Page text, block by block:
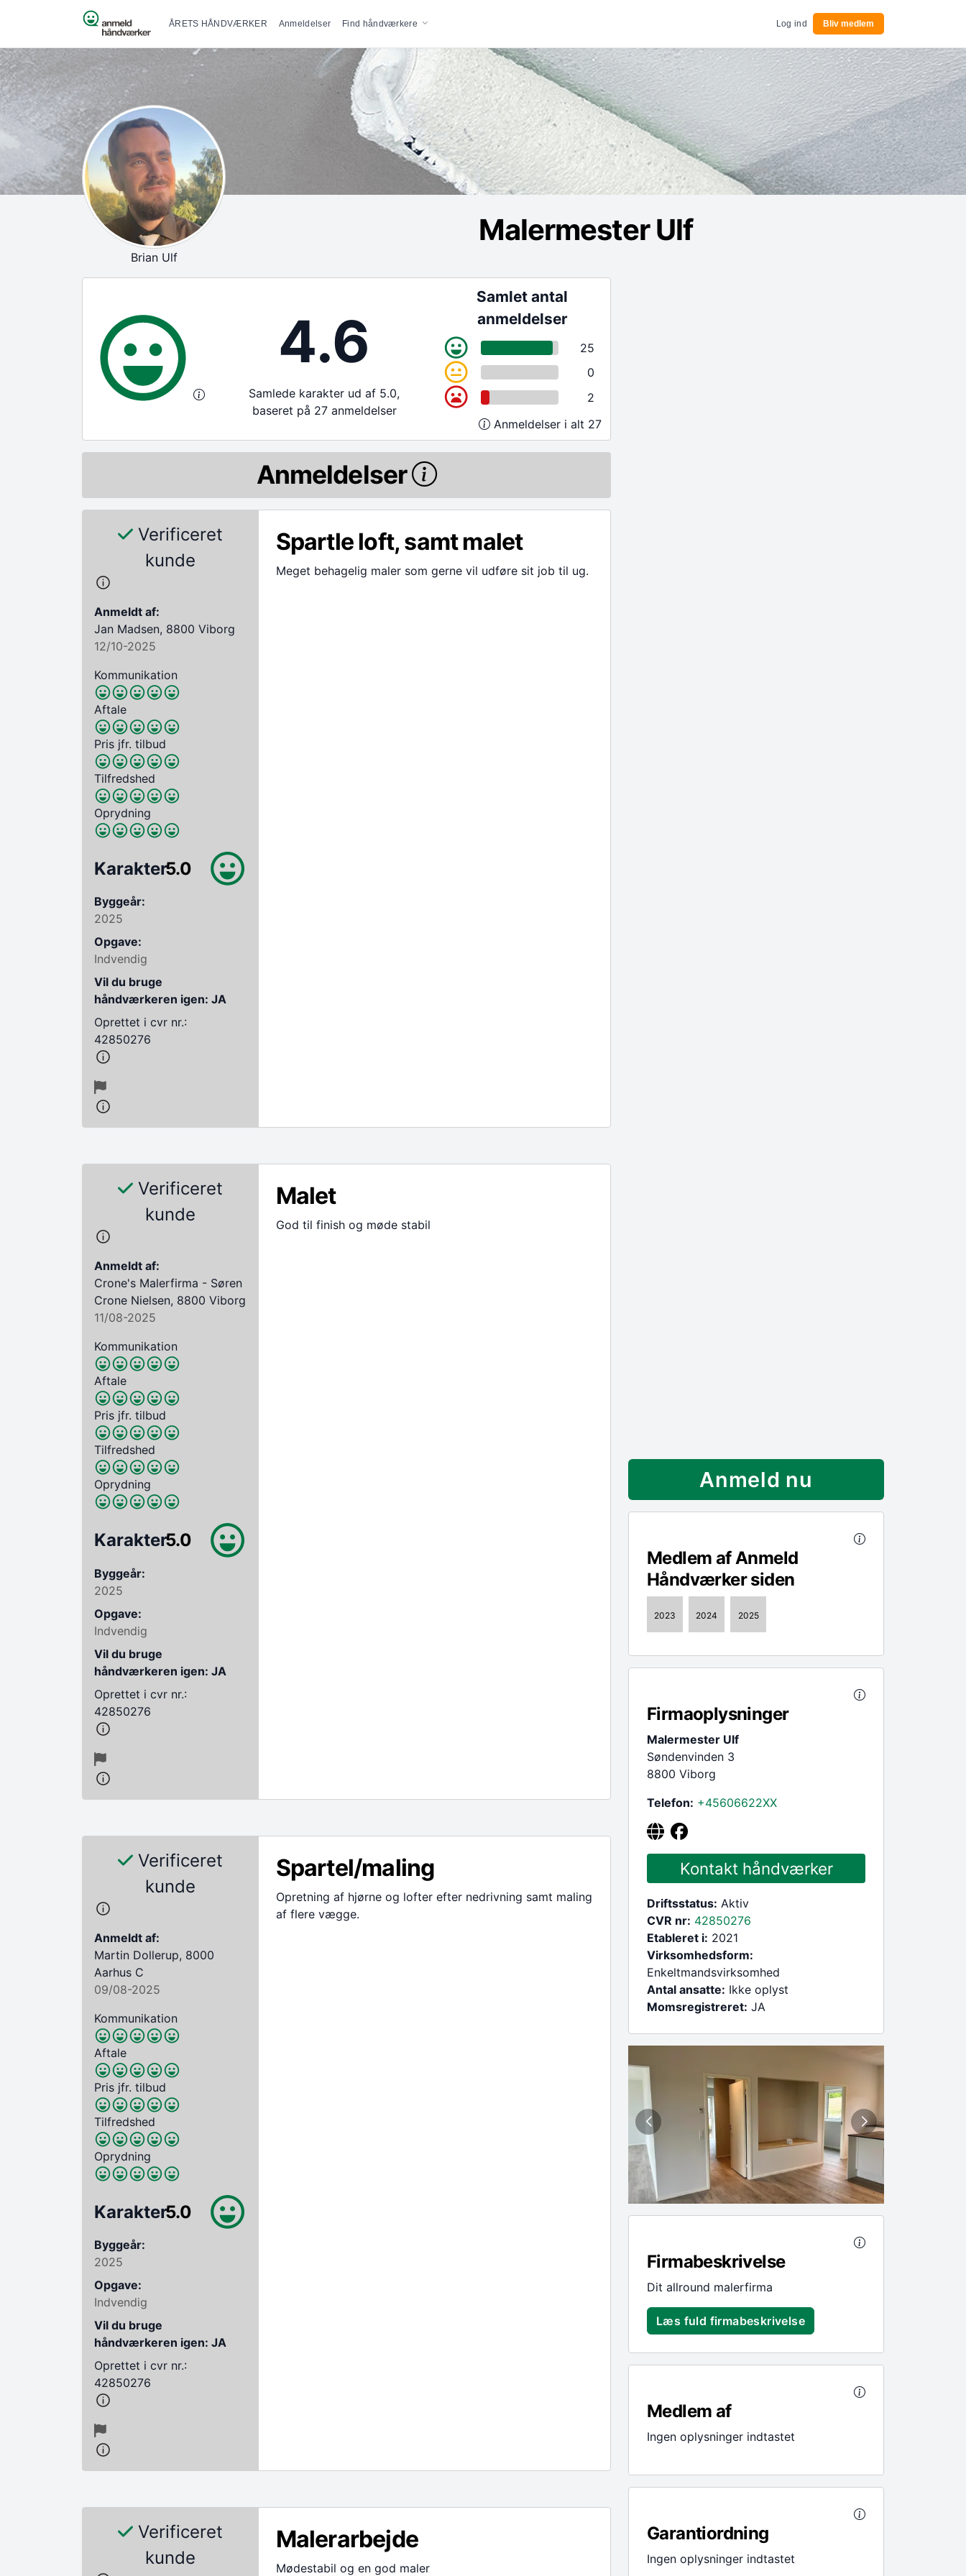
Spring til indhold Primær navigation
ÅRETS HÅNDVÆRKER Anmeldelser Find håndværkere Log ind Bliv medlem
Brian Ulf
Malermester Ulf
4.6
Samlede karakter ud af 5.0,
baseret på 27 anmeldelser
Samlet antal
anmeldelser
25
0
2
Anmeldelser i alt 27
Anmeldelser
Verificeret
kunde
Anmeldt af:
Jan Madsen, 8800 Viborg
12/10-2025
Kommunikation
Aftale
Pris jfr. tilbud
Tilfredshed
Oprydning
Karakter5.0
Byggeår:
2025
Opgave:
Indvendig
Vil du bruge
håndværkeren igen: JA
Oprettet i cvr nr.:
42850276
Spartle loft, samt malet
Meget behagelig maler som gerne vil udføre sit job til ug.
Verificeret
kunde
Anmeldt af:
Crone's Malerfirma - Søren
Crone Nielsen, 8800 Viborg
11/08-2025
Kommunikation
Aftale
Pris jfr. tilbud
Tilfredshed
Oprydning
Karakter5.0
Byggeår:
2025
Opgave:
Indvendig
Vil du bruge
håndværkeren igen: JA
Oprettet i cvr nr.:
42850276
Malet
God til finish og møde stabil
Verificeret
kunde
Anmeldt af:
Martin Dollerup, 8000
Aarhus C
09/08-2025
Kommunikation
Aftale
Pris jfr. tilbud
Tilfredshed
Oprydning
Karakter5.0
Byggeår:
2025
Opgave:
Indvendig
Vil du bruge
håndværkeren igen: JA
Oprettet i cvr nr.:
42850276
Spartel/maling
Opretning af hjørne og lofter efter nedrivning samt maling
af flere vægge.
Verificeret
kunde
Malerarbejde
Mødestabil og en god maler
Anmeld nu
Medlem af Anmeld
Håndværker siden
2023 2024 2025
Firmaoplysninger
Malermester Ulf
Søndenvinden 3
8800 Viborg
Telefon: +45606622XX
Kontakt håndværker
Driftsstatus: Aktiv
CVR nr: 42850276
Etableret i: 2021
Virksomhedsform:
Enkeltmandsvirksomhed
Antal ansatte: Ikke oplyst
Momsregistreret: JA
Firmabeskrivelse
Dit allround malerfirma
Læs fuld firmabeskrivelse
Medlem af
Ingen oplysninger indtastet
Garantiordning
Ingen oplysninger indtastet